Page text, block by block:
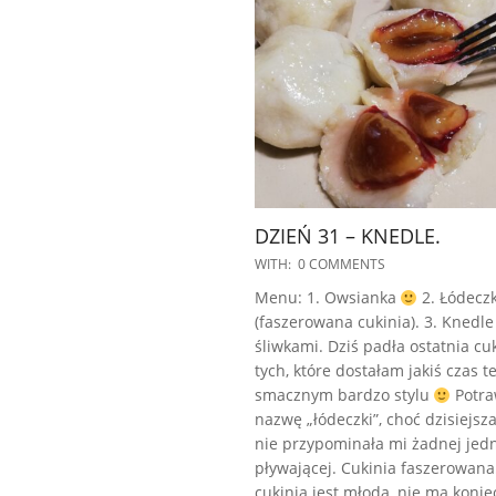
DZIEŃ 31 – KNEDLE.
2022-
19
WITH: 0 COMMENTS
Menu: 1. Owsianka
2.
(faszerowana cukinia). 3. Knedle
śliwkami. Dziś padła ostatnia
tych, które dostałam jakiś czas
smacznym bardzo stylu
nazwę „łódeczki”, choć
nie przypominała mi żadnej
pływającej. Cukinia